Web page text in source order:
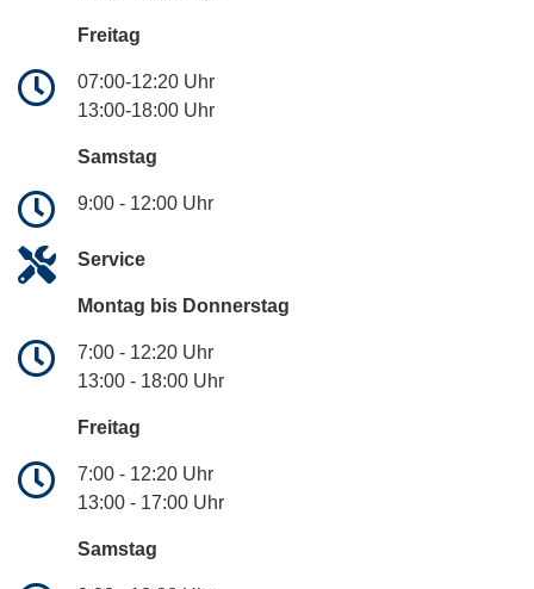
Freitag
07:00-12:20 Uhr
13:00-18:00 Uhr
Samstag
9:00 - 12:00 Uhr
Service
Montag bis Donnerstag
7:00 - 12:20 Uhr
13:00 - 18:00 Uhr
Freitag
7:00 - 12:20 Uhr
13:00 - 17:00 Uhr
Samstag